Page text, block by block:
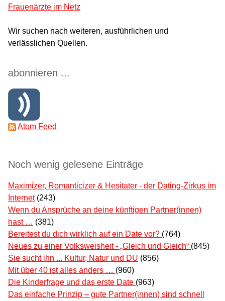
Frauenärzte im Netz
Wir suchen nach weiteren, ausführlichen und
verlässlichen Quellen.
abonnieren ...
Atom Feed
Noch wenig gelesene Einträge
Maximizer, Romanticizer & Hesitater - der Dating-Zirkus im
Internet (243)
Wenn du Ansprüche an deine künftigen Partner(innen)
hast … (381)
Bereitest du dich wirklich auf ein Date vor? (764)
Neues zu einer Volksweisheit - „Gleich und Gleich“ (845)
Sie sucht ihn ... Kultur, Natur und DU (856)
Mit über 40 ist alles anders … (960)
Die Kinderfrage und das erste Date (963)
Das einfache Prinzip – gute Partner(innen) sind schnell